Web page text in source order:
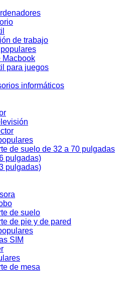
de trabajo
Macbook
para juegos
informáticos
de suelo de 32 a 70 pulgadas
pulgadas)
pulgadas)
de suelo
de pie y de pared
SIM
de mesa